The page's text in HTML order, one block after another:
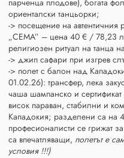
парченца плодове), богата
ориенталски танцьорки;
-> посещение на автентичния
„СЕМА” – цена 40 € / 78,23
религиозен ритуал на танца
-> джип сафари при изгрев
-> полет с балон над
01.02.26): трансфер, лека
чаша шампанско и
висок параван, стабилни и
Кападокия; разделени са на
професионалисти се грижат
са впечатляващи, полетът е
условия !!!)